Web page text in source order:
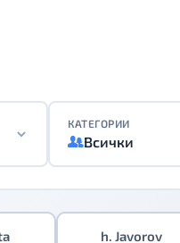
КАТЕГОРИИ
Всички
h. Javorov